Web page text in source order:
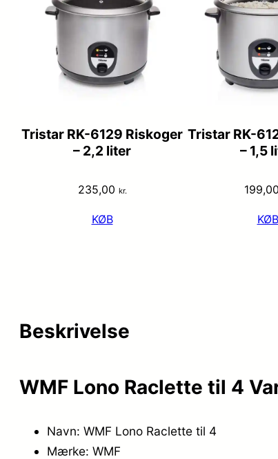
Tristar RK-6129 Riskoger
– 2,2 liter
235,00 kr.
KØB
Tristar RK-
– 1,5
199,00
KØB
Beskrivelse
WMF Lono Raclette til 4
Navn: WMF Lono Raclette til 4
Mærke: WMF